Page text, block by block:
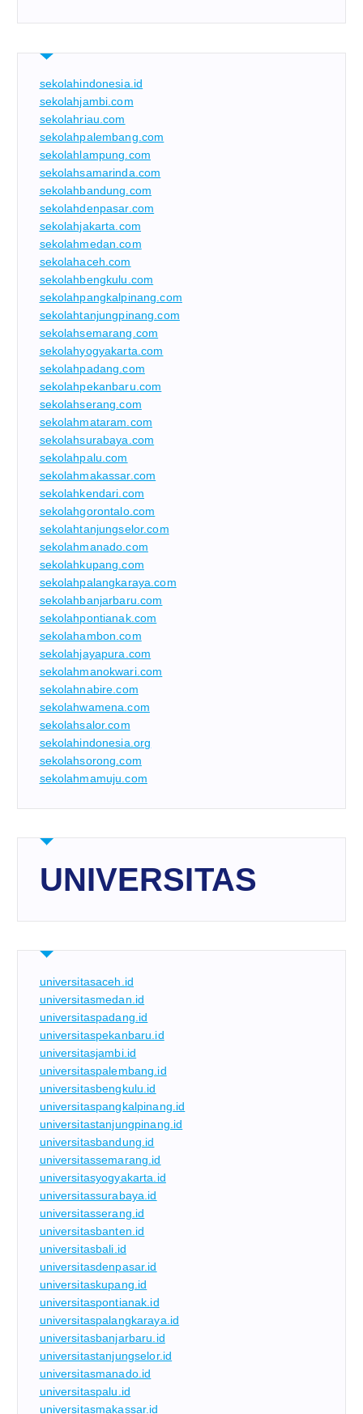
sekolahindonesia.id
sekolahjambi.com
sekolahriau.com
sekolahpalembang.com
sekolahlampung.com
sekolahsamarinda.com
sekolahbandung.com
sekolahdenpasar.com
sekolahjakarta.com
sekolahmedan.com
sekolahaceh.com
sekolahbengkulu.com
sekolahpangkalpinang.com
sekolahtanjungpinang.com
sekolahsemarang.com
sekolahyogyakarta.com
sekolahpadang.com
sekolahpekanbaru.com
sekolahserang.com
sekolahmataram.com
sekolahsurabaya.com
sekolahpalu.com
sekolahmakassar.com
sekolahkendari.com
sekolahgorontalo.com
sekolahtanjungselor.com
sekolahmanado.com
sekolahkupang.com
sekolahpalangkaraya.com
sekolahbanjarbaru.com
sekolahpontianak.com
sekolahambon.com
sekolahjayapura.com
sekolahmanokwari.com
sekolahnabire.com
sekolahwamena.com
sekolahsalor.com
sekolahindonesia.org
sekolahsorong.com
sekolahmamuju.com
UNIVERSITAS
universitasaceh.id
universitasmedan.id
universitaspadang.id
universitaspekanbaru.id
universitasjambi.id
universitaspalembang.id
universitasbengkulu.id
universitaspangkalpinang.id
universitastanjungpinang.id
universitasbandung.id
universitassemarang.id
universitasyogyakarta.id
universitassurabaya.id
universitasserang.id
universitasbanten.id
universitasbali.id
universitasdenpasar.id
universitaskupang.id
universitaspontianak.id
universitaspalangkaraya.id
universitasbanjarbaru.id
universitastanjungselor.id
universitasmanado.id
universitaspalu.id
universitasmakassar.id